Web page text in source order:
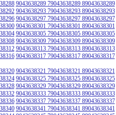
9043638289 79043638289 89043638289
9043638293 79043638293 89043638293
9043638297 79043638297 89043638297
9043638301 79043638301 89043638301
9043638305 79043638305 89043638305
9043638309 79043638309 89043638309
9043638313 79043638313 89043638313
9043638317 79043638317 89043638317
9043638321 79043638321 89043638321
9043638325 79043638325 89043638325
9043638329 79043638329 89043638329
9043638333 79043638333 89043638333
9043638337 79043638337 89043638337
9043638341 79043638341 89043638341